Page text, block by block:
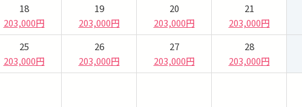
18
203,000円
19
203,000円
20
203,000円
21
203,000円
25
203,000円
26
203,000円
27
203,000円
28
203,000円